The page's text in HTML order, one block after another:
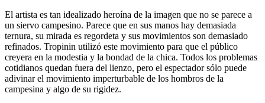
El artista es tan idealizado heroína de la imagen que no se parece a
un siervo campesino. Parece que en sus manos hay demasiada
ternura, su mirada es regordeta y sus movimientos son demasiado
refinados. Tropinin utilizó este movimiento para que el público
creyera en la modestia y la bondad de la chica. Todos los problemas
cotidianos quedan fuera del lienzo, pero el espectador sólo puede
adivinar el movimiento imperturbable de los hombros de la
campesina y algo de su rigidez.